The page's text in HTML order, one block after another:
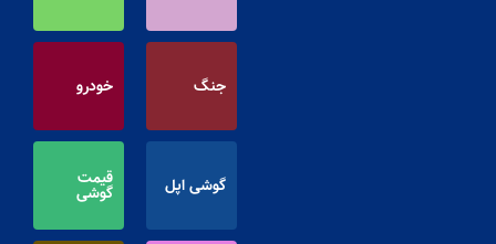
جنگ خودرو
گوشی اپل قیمت
گوشی